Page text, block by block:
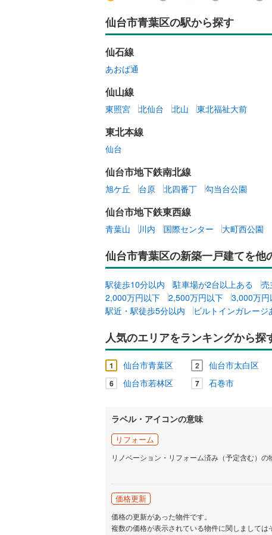
仙台市青葉区の駅から探す
仙石線
あおば通
仙山線
東照宮 北仙台 北山 東北福祉大前
東北本線
仙台
仙台市地下鉄南北線
旭ケ丘 台原 北四番丁 勾当台公園
仙台市地下鉄東西線
青葉山 川内 国際センター 大町西公園
仙台市青葉区の新築一戸建てを他
駅徒歩10分以内 駐車場が2台以上ある 売
2,000万円以下
2,500万円以下 3,000万円
駅近・駅徒歩5分以内
ビルトインガレージ
人気のエリアをランキングから探
1 仙台市青葉区 2 仙台市太白区
6 仙台市若林区 7 石巻市
ラベル・アイコンの意味
リフォーム
リノベーション・リフォーム済み（予定含む）の
価格更新
価格の更新があった物件です。
複数の価格が表示されている物件に関しまして